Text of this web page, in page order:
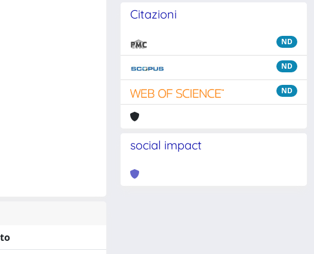
Citazioni
ND
ND
ND
social impact